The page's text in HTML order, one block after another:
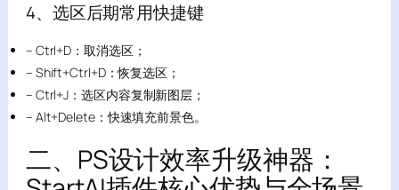
4、选区后期常用快捷键
– Ctrl+D：取消选区；
– Shift+Ctrl+D：恢复选区；
– Ctrl+J：选区内容复制新图层；
– Alt+Delete：快速填充前景色。
二、PS设计效率升级神器：